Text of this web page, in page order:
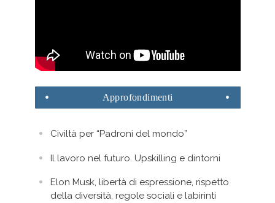
Approfondimenti
Civiltà per “Padroni del mondo”
Il lavoro nel futuro. Upskilling e dintorni
Elon Musk, libertà di espressione, rispetto
della diversità, regole sociali e labirinti